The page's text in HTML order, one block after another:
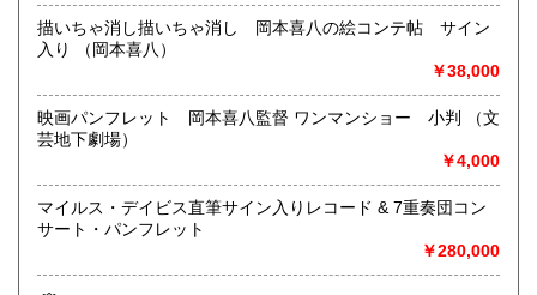
書籍の買取について
店頭買取り、出張買取りを承っております。
お気軽にご相談下さい。
取り扱い分野
一般（その他）
アナログ・レコードやCDなどの音楽・音声・映像メディア
描いちゃ消し描いちゃ消し 岡本喜八の絵コンテ帖 サイン
入り （岡本喜八）
￥38,000
映画パンフレット 岡本喜八監督 ワンマンショー 小判 （文
芸地下劇場）
￥4,000
マイルス・デイビス直筆サイン入りレコード & 7重奏団コン
サート・パンフレット
￥280,000